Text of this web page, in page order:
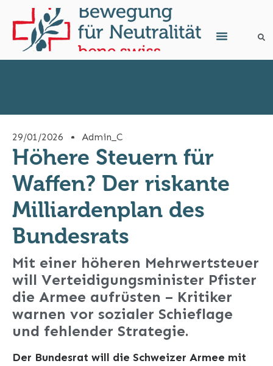
29/01/2026 Admin_C
Höhere Steuern für
Waffen? Der riskante
Milliardenplan des
Bundesrats
Mit einer höheren Mehrwertsteuer
will Verteidigungsminister Pfister
die Armee aufrüsten – Kritiker
warnen vor sozialer Schieflage
und fehlender Strategie.
Der Bundesrat will die Schweizer Armee mit